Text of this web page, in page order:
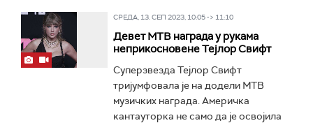
СРЕДА, 13. СЕП 2023, 10:05 -> 11:10
Девет МТВ награда у рукама
неприкосновене Тејлор Свифт
Суперзвезда Тејлор Свифт
тријумфовала је на додели МТВ
музичких награда. Америчка
кантауторка не само да је освојила